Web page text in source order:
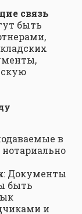
связь
быть
в
: Документы
быть
и